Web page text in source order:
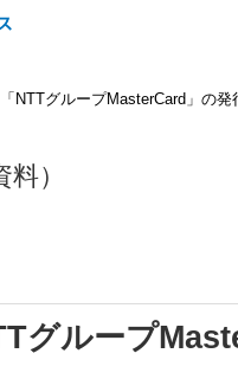
「NTTグループMasterCard」の発
）
グループ